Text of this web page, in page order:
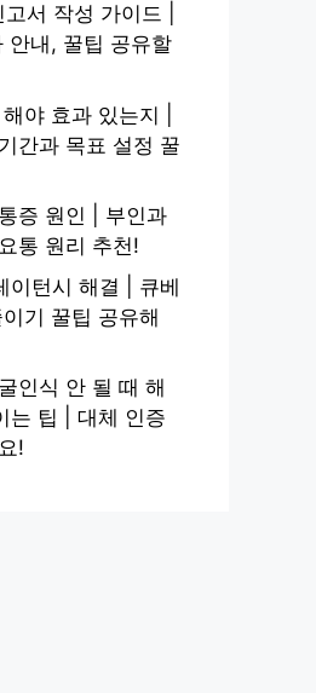
서 작성 가이드 |
안내, 꿀팁 공유할
야 효과 있는지 |
간과 목표 설정 꿀
증 원인 | 부인과
통 원리 추천!
이턴시 해결 | 큐베
기 꿀팁 공유해
인식 안 될 때 해
는 팁 | 대체 인증
!